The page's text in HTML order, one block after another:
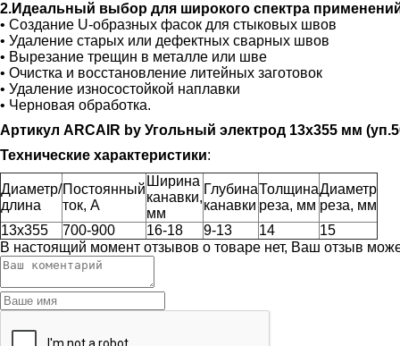
2.Идеальный выбор для широкого спектра
• Создание U-образных фасок для стыковых швов
• Удаление старых или дефектных сварных швов
• Вырезание трещин в металле или шве
• Очистка и восстановление литейных заготовок
• Удаление износостойкой наплавки
• Черновая обработка.
Артикул ARCAIR by Угольный электрод 13х355 мм
Технические характеристики:
Диаметр/
длина
Постоянный
ток, А
Ширина
канавки,
мм
Глубина
канавки
Толщина
реза, мм
Диаметр
реза, мм
13х355
700-900 16-18 9-13 14
15
В настоящий момент отзывов о товаре нет, Ваш отзыв